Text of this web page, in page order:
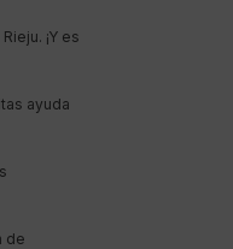
¡Y es
ayuda
de